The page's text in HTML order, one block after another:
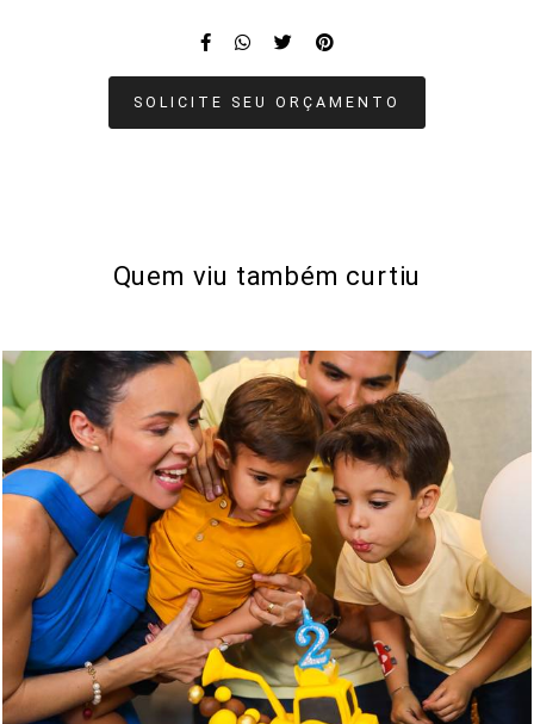
SOLICITE SEU ORÇAMENTO
Quem viu também curtiu
547 1